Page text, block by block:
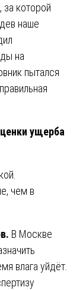
за которой
наше
на
пытался
ущерба
чем в
В Москве
влага уйдёт.